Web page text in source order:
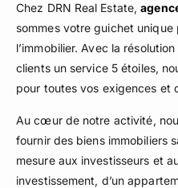
Chez DRN Real Estate,
sommes votre guichet
l’immobilier. Avec la
clients un service 5 étoiles,
pour toutes vos exigences et
Au cœur de notre activité,
fournir des biens immobiliers
mesure aux investisseurs et
investissement, d’un